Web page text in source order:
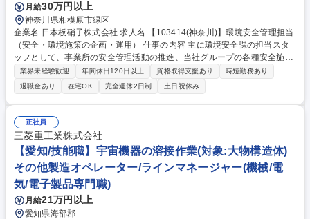
月給30万円以上
神奈川県相模原市緑区
企業名 日本板硝子株式会社 求人名 【103414(神奈川)】環境安全管理担当
（安全・環境施策の企画・運用） 仕事の内容 主に環境安全課の担当スタ
ッフとして、事業所の安全管理活動の推進、当社グループの各種安全施策
の展開、運用などの業務をお任せいたします。 【業務例】事業所の安全管
理活動の推進、当社グループの各種安全施策の展開、運用/業所の環境マネ
ジメントシステム（ISO14001）の維持・運用、環境にかかわる当社グル
ープ施策の遂行、事業所内の環境管理・維持にかかわる業務 ※将来的には
担当課長あるいは課長として環境安全課のマネジメントを担っていただく
予定です。 募集職種 【103414(神奈川)】環境安全管理担当（安全・環境
施策の企画・運用）
業界未経験歓迎 年間休日120日以上 資格取得支援あり
時短勤務あり
退職金あり
在宅OK 完全週休2日制 土日祝休み
正社員
三菱重工業株式会社
【愛知/技能職】宇宙機器の溶接作業(対象:大物構造体)
その他製造オペレーター/ラインマネージャー(機械/電
気/電子製品専門職)
月給21万円以上
愛知県海部郡